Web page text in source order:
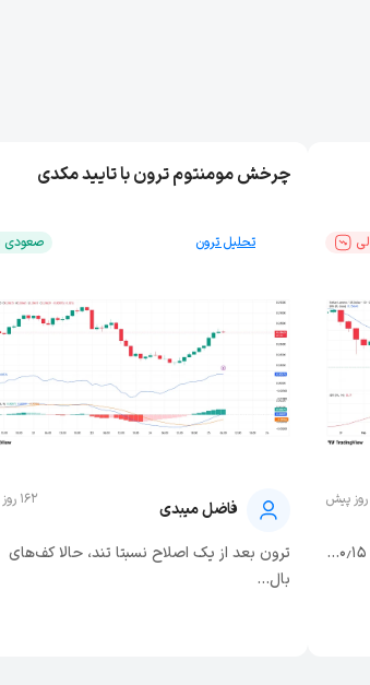
چرخش مومنتوم ترون با تایید مکدی
تحلیل ترون صعودی
فاضل میبدی 162 روز پیش
ترون بعد از یک اصلاح نسبتا تند، حالا کف‌های
بال...